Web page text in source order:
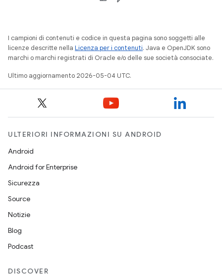
I campioni di contenuti e codice in questa pagina sono soggetti alle
licenze descritte nella Licenza per i contenuti. Java e OpenJDK sono
marchi o marchi registrati di Oracle e/o delle sue società consociate.
Ultimo aggiornamento 2026-05-04 UTC.
ULTERIORI INFORMAZIONI SU ANDROID
Android
Android for Enterprise
Sicurezza
Source
Notizie
Blog
Podcast
DISCOVER